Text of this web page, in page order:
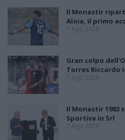
Il Monastir
Aloia, il primo
7 Ago 2026
Gran colpo
Torres Riccardo
7 Ago 2026
Il Monastir 1983
Sportiva in Srl
7 Ago 2026